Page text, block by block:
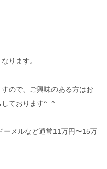
ります。
ので、ご興味のある方はお
ております^_^
ーメルなど通常11万円〜15万